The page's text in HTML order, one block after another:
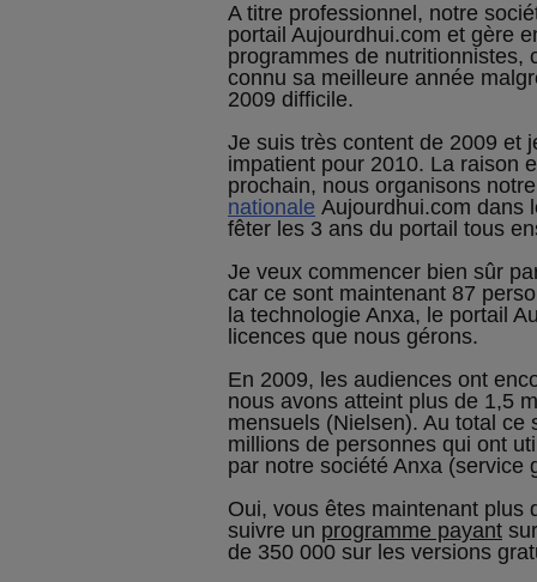
A titre professionnel, notre
portail Aujourdhui.com et gère
programmes de nutritionnistes,
connu sa meilleure année
2009 difficile.
Je suis très content de 2009 et
impatient pour 2010. La raison
prochain, nous organisons
nationale Aujourdhui.com dans
fêter les 3 ans du portail tous
Je veux commencer bien sûr
car ce sont maintenant 87
la technologie Anxa, le portail
licences que nous gérons.
En 2009, les audiences ont
nous avons atteint plus de 1,5
mensuels (Nielsen). Au total ce
millions de personnes qui ont
par notre société Anxa (service
Oui, vous êtes maintenant plus
suivre un programme payant
de 350 000 sur les versions